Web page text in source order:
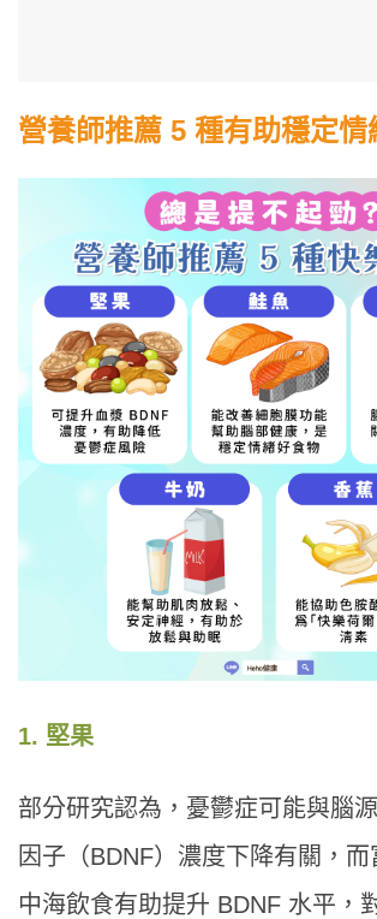
營養師推薦 5 種有助穩定情
1. 堅果
部分研究認為，憂鬱症可能與腦
因子（BDNF）濃度下降有關，
中海飲食有助提升 BDNF 水平，